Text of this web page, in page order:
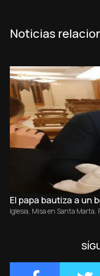
Noticias
El papa bautiza a un
Iglesia, Misa en Santa Marta,